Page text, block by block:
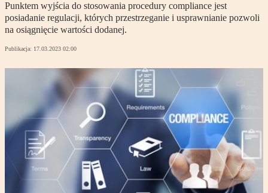
Punktem wyjścia do stosowania procedury compliance jest
posiadanie regulacji, których przestrzeganie i usprawnianie pozwoli
na osiągnięcie wartości dodanej.
Publikacja: 17.03.2023 02:00